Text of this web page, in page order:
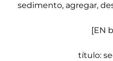
sedimento, agregar,
[EN
título: